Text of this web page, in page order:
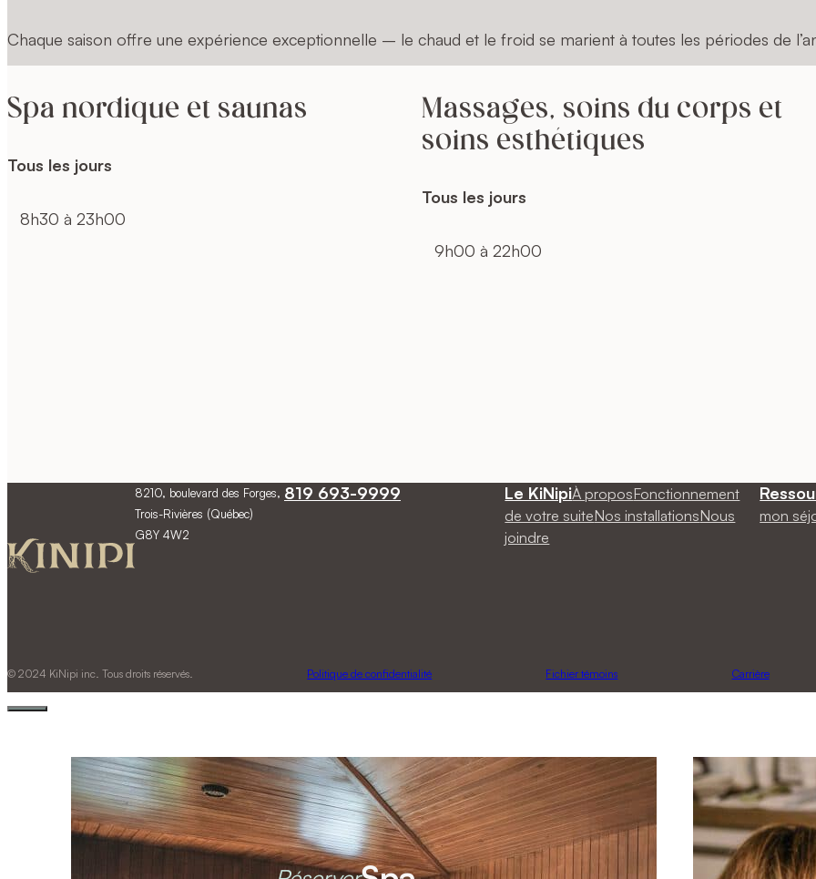
Chaque saison offre une expérience exceptionnelle – le chaud et le froid se marient à toutes les périodes de
Spa nordique et saunas
Tous les jours
8h30 à 23h00
Massages, soins du corps et
soins esthétiques
Tous les jours
9h00 à 22h00
8210, boulevard des Forges,
Trois-Rivières (Québec)
G8Y 4W2
819 693-9999 Le KiNipiÀ proposFonctionnement
de votre suiteNos installationsNous
joindre
mon
© 2024 KiNipi inc. Tous droits réservés. Politique de confidentialité Fichier témoins Carrière